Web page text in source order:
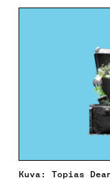
Kuva: Topias